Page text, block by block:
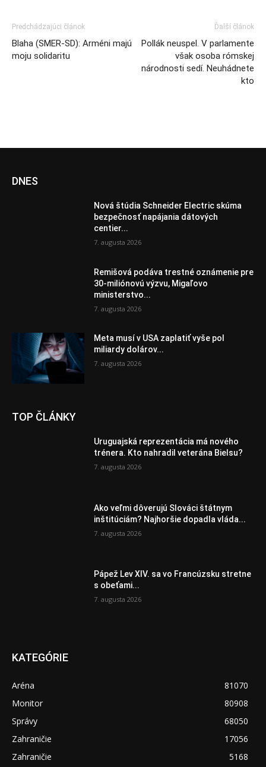
Predchádzajúci článok
Blaha (SMER-SD): Arméni majú
moju solidaritu
Ďalší článok
Pollák neuspel. V parlamente
však osoba rómskej
národnosti sedí. Neuhádnete
kto
DNES
Nová štúdia Schneider Electric skúma
bezpečnosť napájania dátových
centier...
7. augusta 2026
Remišová podáva trestné oznámenie pre
30-miliónovú výzvu, Migaľovo
ministerstvo...
7. augusta 2026
Meta musí v USA zaplatiť vyše pol
miliardy dolárov...
7. augusta 2026
TOP ČLÁNKY
Uruguajská reprezentácia má nového
trénera. Kto nahradil veterána Bielsu?
7. augusta 2026
Ako veľmi dôverujú Slováci štátnym
inštitúciám? Najhoršie dopadla vláda...
7. augusta 2026
Pápež Lev XIV. sa vo Francúzsku stretne
s obeťami...
7. augusta 2026
KATEGÓRIE
Aréna
81070
Monitor
80908
Správy
68050
Zahraničie
17056
Zahraničie
5168